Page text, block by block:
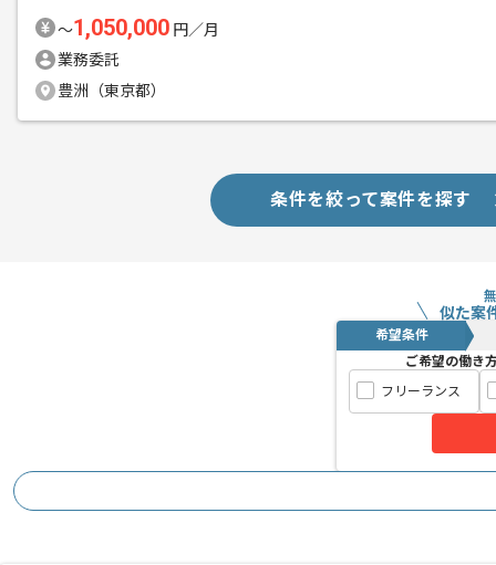
ご経験と実績に応じて別案件のご提案
〜1,050,000 円／月
業務委託
豊洲（東京都）
条件を絞って案件を探す
似た案
希望条件
ご希望の働き
フリーランス